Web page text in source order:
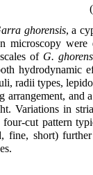
ghorensis, a
microscopy were
of G.
hydrodynamic
radii types,
and
Variations in
four-cut pattern
fine, short)